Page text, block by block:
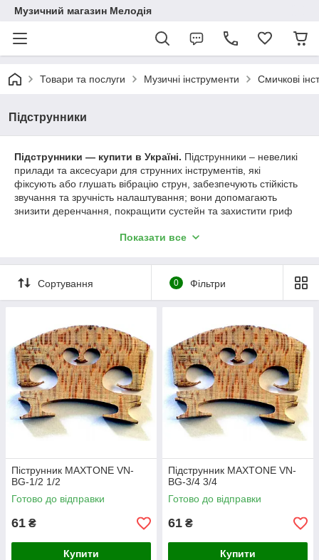
Музичний магазин Мелодія
Товари та послуги Музичні інструменти Смичкові
Підструнники
Підструнники — купити в Україні. Підструнники – невеликі
прилади та аксесуари для струнних інструментів, які
фіксують або глушать вібрацію струн, забезпечують стійкість
звучання та зручність налаштування; вони допомагають
знизити деренчання, покращити сустейн та захистити гриф
Підструнники каталог, де можна підібрати модель за
відгукиклієнти діляться досвідом використання та порадами
щодо вибору. Ознайомтеся з параметрами та акціями —
Підструнники ціна
вказано прозоро та регулярно
Показати все
Сортування 0 Фільтри
Піструнник MAXTONE VN-
BG-1/2 1/2
Готово до відправки
61 ₴
Купити
Підструнник MAXTONE VN-
BG-3/4 3/4
Готово до відправки
61 ₴
Купити